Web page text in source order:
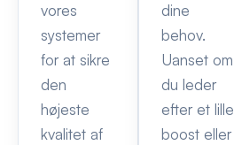
vores
systemer
for at sikre
den
højeste
kvalitet af
dine
behov.
Uanset om
du leder
efter et lille
boost eller